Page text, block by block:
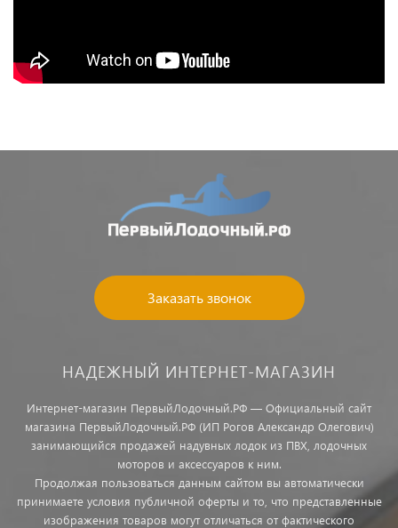
Заказать звонок
НАДЕЖНЫЙ ИНТЕРНЕТ-МАГАЗИН
Интернет-магазин ПервыйЛодочный.РФ — Официальный сайт
магазина ПервыйЛодочный.РФ (ИП Рогов Александр Олегович)
занимающийся продажей надувных лодок из ПВХ, лодочных
моторов и аксессуаров к ним.
Продолжая пользоваться данным сайтом вы автоматически
принимаете условия публичной оферты и то, что представленные
изображения товаров могут отличаться от фактического